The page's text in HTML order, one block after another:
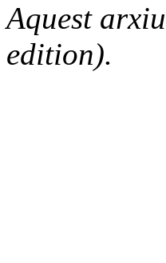
Aquest
edition).